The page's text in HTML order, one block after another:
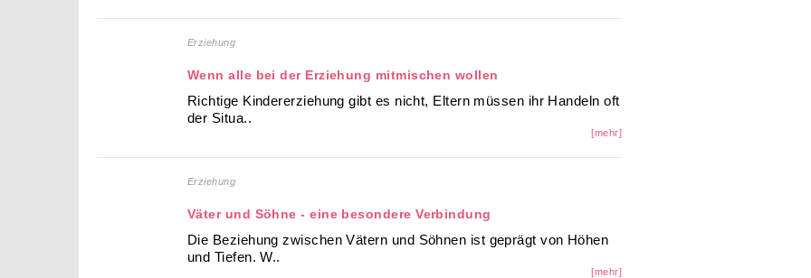
Erziehung
Wenn alle bei der Erziehung mitmischen wollen
Richtige Kindererziehung gibt es nicht, Eltern müssen ihr Handeln oft
der Situa..
[mehr]
Erziehung
Väter und Söhne - eine besondere Verbindung
Die Beziehung zwischen Vätern und Söhnen ist geprägt von Höhen
und Tiefen. W..
[mehr]